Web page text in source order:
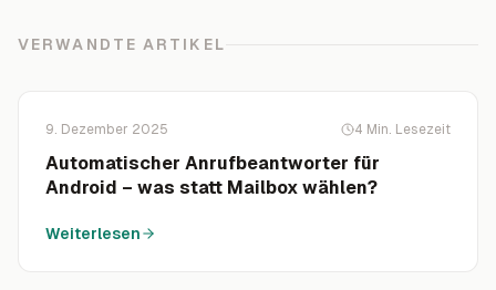
VERWANDTE ARTIKEL
9. Dezember 2025 4 Min. Lesezeit
Automatischer Anrufbeantworter für
Android – was statt Mailbox wählen?
Weiterlesen